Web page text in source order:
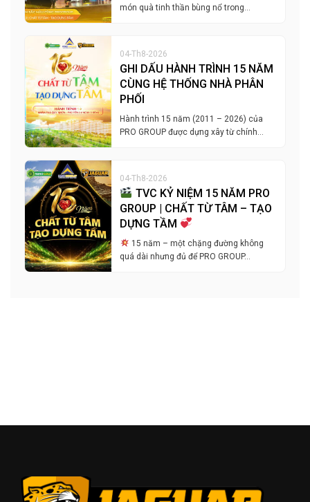
món quà tinh thần bùng nổ trong…
04-Th8-2026
GHI DẤU HÀNH TRÌNH 15 NĂM
CÙNG HỆ THỐNG NHÀ PHÂN
PHỐI
Hành trình 15 năm (2011 – 2026) của
PRO GROUP được dựng xây từ chính…
04-Th8-2026
TVC KỶ NIỆM 15 NĂM PRO
GROUP | CHẤT TỪ TÂM – TẠO
DỰNG TẦM
15 năm – một chặng đường không
quá dài nhưng đủ để PRO GROUP…